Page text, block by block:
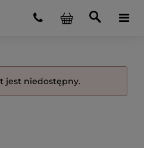
jest niedostępny.